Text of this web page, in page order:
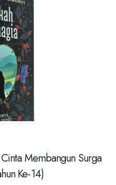
Membangun Surga
Ke-14)